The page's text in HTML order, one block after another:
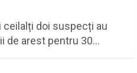
ceilalți doi suspecți au
de arest pentru 30…